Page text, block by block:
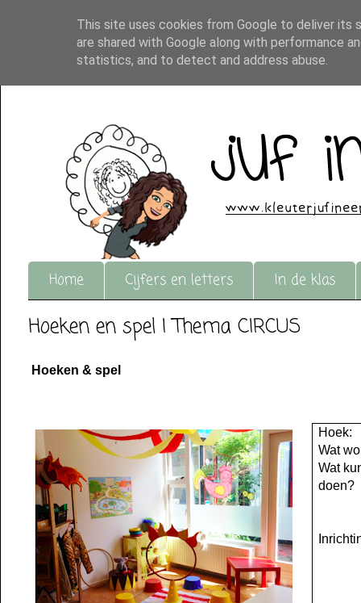
Home Cijfers en letters In de klas
Hoeken en spel | Thema CIRCUS
Hoeken & spel
Hoek:
Wat
Wat
doen?
This site uses cookies from Google to deliver its
are shared with Google along with performance
statistics, and to detect and address abuse.